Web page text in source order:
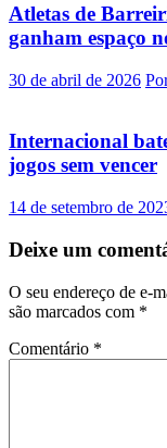
Atletas de
ganham espaço
30 de abril de 2026
Internacional
jogos sem vencer
14 de setembro de
Deixe um
O seu endereço de e-
são marcados com *
Comentário *